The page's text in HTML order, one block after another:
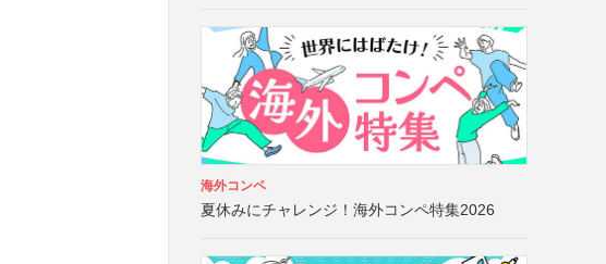
海外コンペ
夏休みにチャレンジ！海外コンペ特集2026